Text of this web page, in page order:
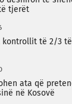
tjerët
kontrollit të 2/3
ata që
në Kosovë